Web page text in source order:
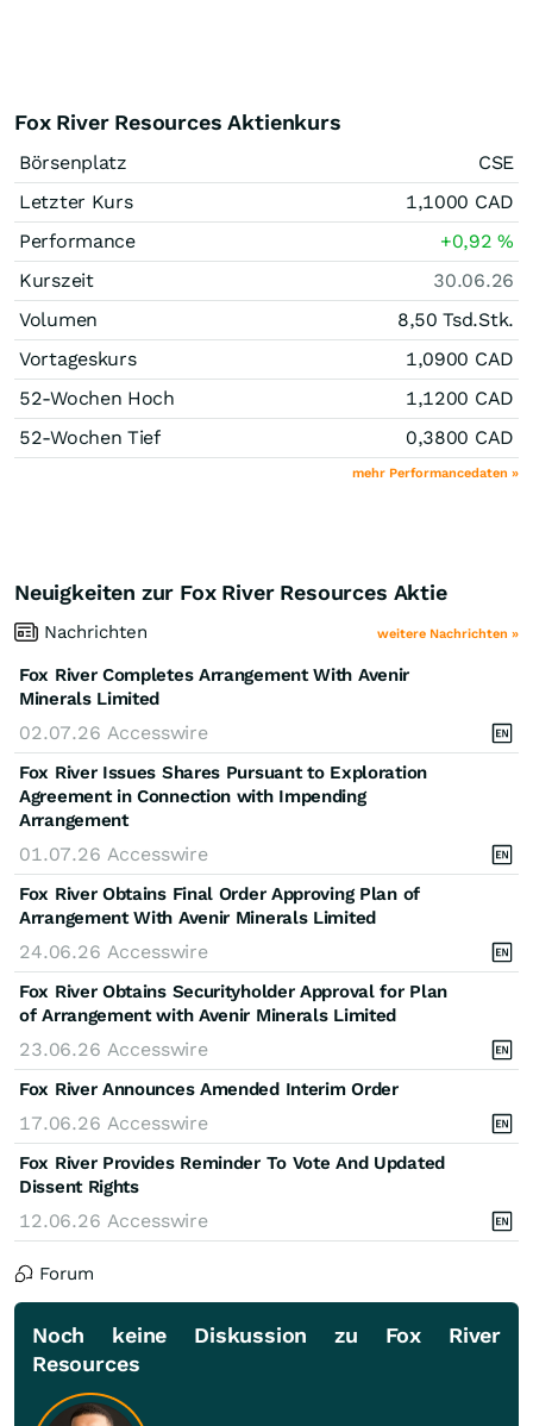
Fox River Resources Aktienkurs
Börsenplatz
CSE
Letzter Kurs
1,1000 CAD
Performance
+0,92%
Kurszeit
30.06.26
Volumen
8,50 Tsd.Stk.
Vortageskurs
1,0900 CAD
52-Wochen Hoch
1,1200 CAD
52-Wochen Tief
0,3800 CAD
mehr Performancedaten »
Neuigkeiten zur Fox River Resources Aktie
Nachrichten weitere Nachrichten »
Fox River Completes Arrangement With Avenir
Minerals Limited
02.07.26 Accesswire
Fox River Issues Shares Pursuant to Exploration
Agreement in Connection with Impending
Arrangement
01.07.26 Accesswire
Fox River Obtains Final Order Approving Plan of
Arrangement With Avenir Minerals Limited
24.06.26 Accesswire
Fox River Obtains Securityholder Approval for Plan
of Arrangement with Avenir Minerals Limited
23.06.26 Accesswire
Fox River Announces Amended Interim Order
17.06.26 Accesswire
Fox River Provides Reminder To Vote And Updated
Dissent Rights
12.06.26 Accesswire
Forum
Noch keine Diskussion zu Fox River
Resources